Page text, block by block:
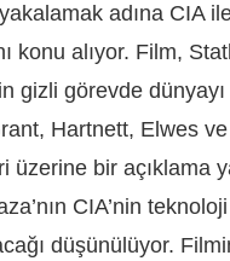
adına CIA
konu alıyor. Film,
gizli görevde dünyayı
Hartnett, Elwes ve
üzerine bir açıklama
CIA’nin teknoloji
düşünülüyor.